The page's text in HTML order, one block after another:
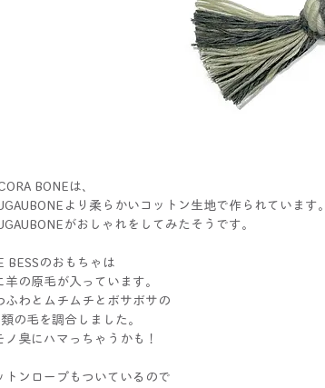
BONEは、
より柔らかいコットン生地で作られています。
がおしゃれをしてみたそうです。
BESSのおもちゃは
羊の原毛が入っています。
ふわとムチムチとボサボサの
の毛を調合しました。
ノ臭にハマっちゃうかも！
トンロープもついているので